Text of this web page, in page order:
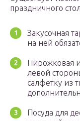
праздничного
Закусочная
на ней
Пирожковая
левой
салфетку из
Посуда для